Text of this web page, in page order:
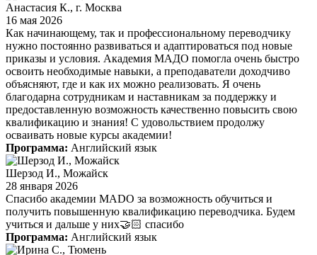
Анастасия К., г. Москва
16 мая 2026
Как начинающему, так и профессиональному переводчику
нужно постоянно развиваться и адаптироваться под новые
приказы и условия. Академия MAДО помогла очень быстро
освоить необходимые навыки, а преподаватели доходчиво
объясняют, где и как их можно реализовать. Я очень
благодарна сотрудникам и наставникам за поддержку и
предоставленную возможность качественно повысить свою
квалификацию и знания! С удовольствием продолжу
осваивать новые курсы академии!
Программа: Английский язык
Шерзод И., Можайск
28 января 2026
Спасибо академии MADO за возможность обучиться и
получить повышенную квалификацию переводчика. Будем
учиться и дальше у них🤝🏻 спасибо
Программа: Английский язык